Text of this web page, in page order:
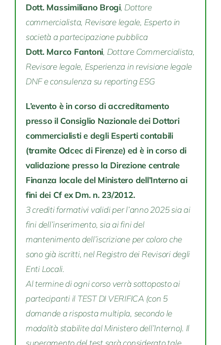
Dott. Massimiliano Brogi, Dottore
commercialista, Revisore legale, Esperto in
società a partecipazione pubblica
Dott. Marco Fantoni, Dottore Commercialista,
Revisore legale, Esperienza in revisione legale
DNF e consulenza su reporting ESG
L’evento è in corso di accreditamento
presso il Consiglio Nazionale dei Dottori
commercialisti e degli Esperti contabili
(tramite Odcec di Firenze) ed è in corso di
validazione presso la Direzione centrale
Finanza locale del Ministero dell’Interno ai
fini dei Cf ex Dm. n. 23/2012.
3 crediti formativi validi per l’anno 2025 sia ai
fini dell’inserimento, sia ai fini del
mantenimento dell’iscrizione per coloro che
sono già iscritti, nel Registro dei Revisori degli
Enti Locali.
Al termine di ogni corso verrà sottoposto ai
partecipanti il TEST DI VERIFICA (con 5
domande a risposta multipla, secondo le
modalità stabilite dal Ministero dell’Interno). Il
superamento del test sarà considerato tale